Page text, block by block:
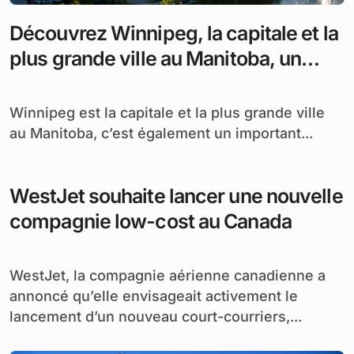
Découvrez Winnipeg, la capitale et la
plus grande ville au Manitoba, un
canadiennes.
Winnipeg est la capitale et la plus grande ville
au Manitoba, c’est également un important...
WestJet souhaite lancer une nouvelle
compagnie low-cost au Canada
WestJet, la compagnie aérienne canadienne a
annoncé qu’elle envisageait activement le
lancement d’un nouveau court-courriers,...